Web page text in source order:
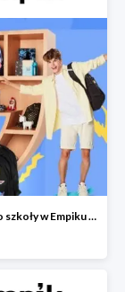
Wszystko do szkoły w Empiku do -50%